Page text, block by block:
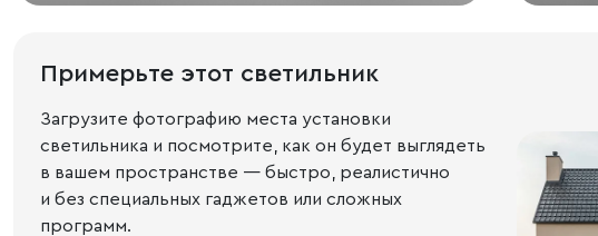
Примерьте этот светильник
Загрузите фотографию места установки
светильника и посмотрите, как он будет выглядеть
в вашем пространстве — быстро, реалистично
и без специальных гаджетов или сложных
программ.